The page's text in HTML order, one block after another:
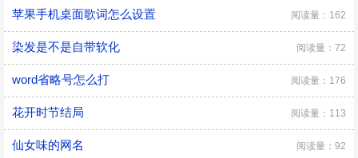
苹果手机桌面歌词怎么设置 阅读量：162
染发是不是自带软化 阅读量：72
word省略号怎么打 阅读量：176
花开时节结局 阅读量：113
仙女味的网名 阅读量：92